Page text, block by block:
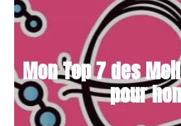
Mon Top 7 des
pour